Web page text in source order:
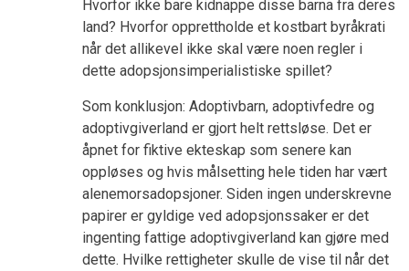
Hvorfor ikke bare kidnappe disse barna fra deres
land? Hvorfor opprettholde et kostbart byråkrati
når det allikevel ikke skal være noen regler i
dette adopsjonsimperialistiske spillet?
Som konklusjon: Adoptivbarn, adoptivfedre og
adoptivgiverland er gjort helt rettsløse. Det er
åpnet for fiktive ekteskap som senere kan
oppløses og hvis målsetting hele tiden har vært
alenemorsadopsjoner. Siden ingen underskrevne
papirer er gyldige ved adopsjonssaker er det
ingenting fattige adoptivgiverland kan gjøre med
dette. Hvilke rettigheter skulle de vise til når det